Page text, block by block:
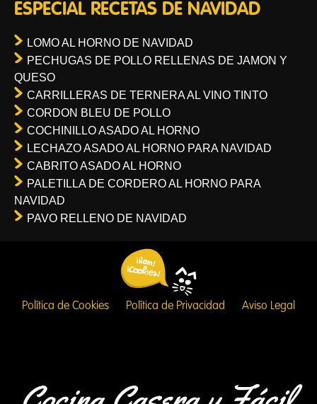
ESPECIAL RECETAS DE NAVIDAD
LOMO AL HORNO DE NAVIDAD
PECHUGAS DE POLLO RELLENAS DE JAMON Y
QUESO
CARRILLERAS DE TERNERA AL VINO TINTO
CORDON BLEU DE POLLO
COCHINILLO ASADO AL HORNO
LECHAZO ASADO AL HORNO PARA NAVIDAD
CABRITO ASADO AL HORNO
PALETILLA DE CORDERO AL HORNO PARA
NAVIDAD
PAVO RELLENO DE NAVIDAD
Política de Cookies Política de Privacidad Aviso Legal